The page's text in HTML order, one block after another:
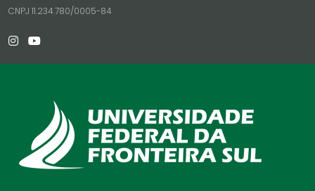
CNPJ 11.234.780/0005-84